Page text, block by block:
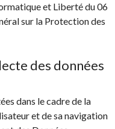
et Liberté du 06
sur la Protection des
des données
dans le cadre de la
et de sa navigation